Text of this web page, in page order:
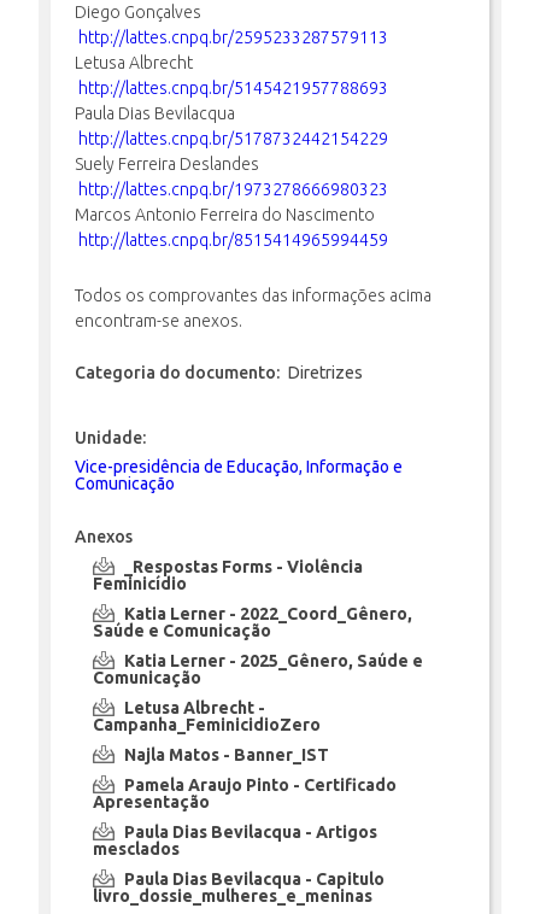
Diego Gonçalves
http://lattes.cnpq.br/2595233287579113
Letusa Albrecht
http://lattes.cnpq.br/5145421957788693
Paula Dias Bevilacqua
http://lattes.cnpq.br/5178732442154229
Suely Ferreira Deslandes
http://lattes.cnpq.br/1973278666980323
Marcos Antonio Ferreira do Nascimento
http://lattes.cnpq.br/8515414965994459
Todos os comprovantes das informações acima
encontram-se anexos.
Categoria do documento: Diretrizes
Unidade:
Vice-presidência de Educação, Informação e
Comunicação
Anexos
_Respostas Forms - Violência
Feminicídio
Katia Lerner - 2022_Coord_Gênero,
Saúde e Comunicação
Katia Lerner - 2025_Gênero, Saúde e
Comunicação
Letusa Albrecht -
Campanha_FeminicidioZero
Najla Matos - Banner_IST
Pamela Araujo Pinto - Certificado
Apresentação
Paula Dias Bevilacqua - Artigos
mesclados
Paula Dias Bevilacqua - Capitulo
livro_dossie_mulheres_e_meninas